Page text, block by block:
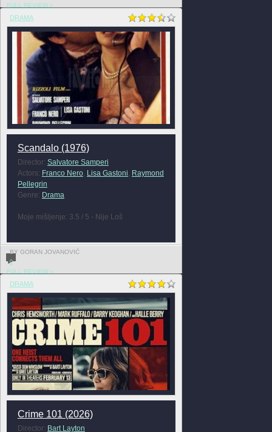
FULL REVIEW »
DRAMA
Scandalo (1976)
Director: Salvatore Samperi
Actors: Franco Nero, Lisa Gastoni, Raymond
Pellegrin
Genre: Drama
Moje mišljenje: 3.5 / 5 - Nije Loš
BY GORAN JOVANOVIĆ
0
FULL REVIEW »
DRAMA
Crime 101 (2026)
Director: Bart Layton